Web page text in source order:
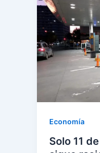
Economía
Solo 11